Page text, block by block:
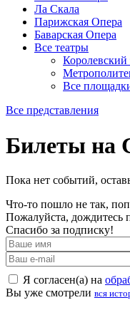
Ла Скала
Парижская Опера
Баварская Опера
Все театры
Королевский
Все
Все представления
Билеты на
Пока нет событий,
Что-то пошло не так,
Пожалуйста, дождитесь
Спасибо за подписку!
Я согласен(а) на
Вы уже смотрели вся